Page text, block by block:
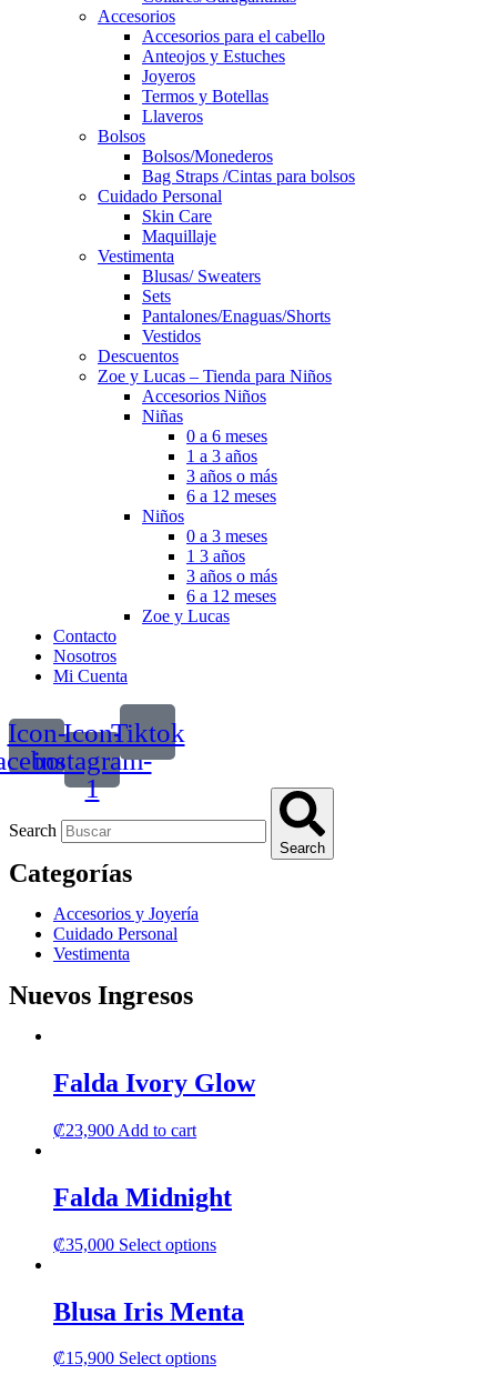
Accesorios
Accesorios para el cabello
Anteojos y Estuches
Joyeros
Termos y Botellas
Llaveros
Bolsos
Bolsos/Monederos
Bag Straps /Cintas para bolsos
Cuidado Personal
Skin Care
Maquillaje
Vestimenta
Blusas/ Sweaters
Sets
Pantalones/Enaguas/Shorts
Vestidos
Descuentos
Zoe y Lucas – Tienda para Niños
Accesorios Niños
Niñas
0 a 6 meses
1 a 3 años
3 años o más
6 a 12 meses
Niños
0 a 3 meses
1 3 años
3 años o más
6 a 12 meses
Zoe y Lucas
Contacto
Nosotros
Mi Cuenta
Icon-Icon-
instagram-
1
Tiktok
Search
Search
Categorías
Accesorios y Joyería
Cuidado Personal
Vestimenta
Nuevos Ingresos
Falda Ivory Glow
₡23,900 Add to cart
Falda Midnight
₡35,000 Select optionsThis
multiple
variants.
options
Blusa Iris Menta
₡15,900 Select optionsThis